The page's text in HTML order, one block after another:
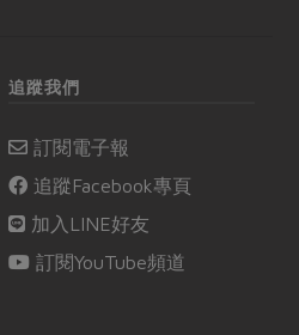
追蹤我們
訂閱電子報
追蹤Facebook專頁
加入LINE好友
訂閱YouTube頻道